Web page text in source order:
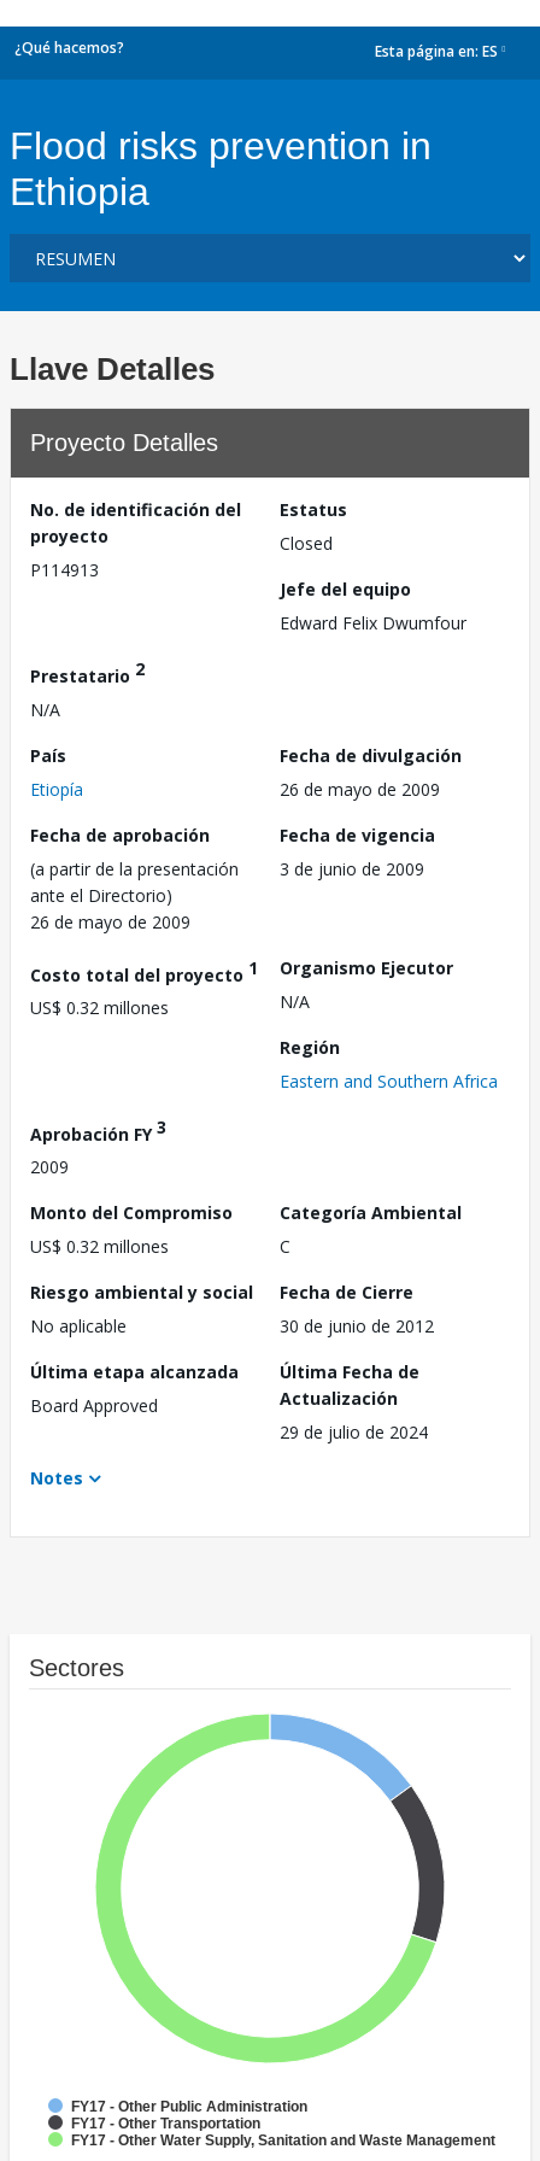
¿Qué hacemos? Esta página en: ES
Flood risks prevention in
Ethiopia
Llave Detalles
Proyecto Detalles
No. de identificación del
proyecto
P114913
Estatus
Closed
Jefe del equipo
Edward Felix Dwumfour
Prestatario 2
N/A
País
Etiopía
Fecha de divulgación
26 de mayo de 2009
Fecha de aprobación
(a partir de la presentación
ante el Directorio)
26 de mayo de 2009
Fecha de vigencia
3 de junio de 2009
Costo total del proyecto 1
US$ 0.32 millones
Organismo Ejecutor
N/A
Región
Eastern and Southern Africa
Aprobación FY3
2009
Monto del Compromiso
US$ 0.32 millones
Categoría Ambiental
C
Riesgo ambiental y social
No aplicable
Fecha de Cierre
30 de junio de 2012
Última etapa alcanzada
Board Approved
Última Fecha de
Actualización
29 de julio de 2024
Notes
Sectores
FY17 - Other Public Administration
FY17 - Other Transportation
FY17 - Other Water Supply, Sanitation and Waste Management